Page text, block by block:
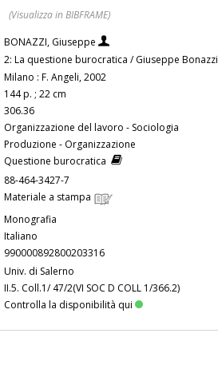
(Visualizza in BIBFRAME)
BONAZZI, Giuseppe
2: La questione burocratica / Giuseppe
Milano : F. Angeli, 2002
144 p. ; 22 cm
306.36
Organizzazione del lavoro - Sociologia
Produzione - Organizzazione
Questione burocratica
88-464-3427-7
Materiale a stampa
Monografia
Italiano
990000892800203316
Univ. di Salerno
II.5. Coll.1/ 47/2(VI SOC D COLL 1/366.2)
Controlla la disponibilità qui